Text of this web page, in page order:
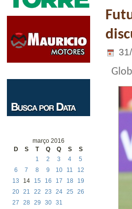
março 2016
D
S T Q Q S S
1 2 3 4
5
6
7 8 9 10 11
12
13
14 15 16 17 18
19
20 21 22 23 24 25
26
27
28 29 30 31